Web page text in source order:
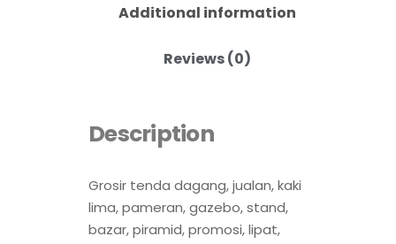
Additional information
Reviews (0)
Description
Grosir tenda dagang, jualan, kaki
lima, pameran, gazebo, stand,
bazar, piramid, promosi, lipat,